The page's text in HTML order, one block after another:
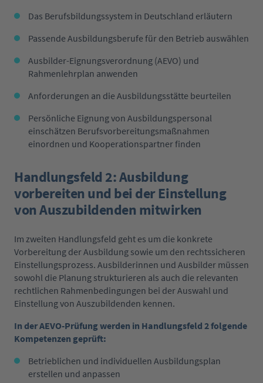
Das Berufsbildungssystem in Deutschland erläutern
Passende Ausbildungsberufe für den Betrieb auswählen
Ausbilder-Eignungsverordnung (AEVO) und
Rahmenlehrplan anwenden
Anforderungen an die Ausbildungsstätte beurteilen
Persönliche Eignung von Ausbildungspersonal
einschätzen Berufsvorbereitungsmaßnahmen
einordnen und Kooperationspartner finden
Handlungsfeld 2: Ausbildung
vorbereiten und bei der Einstellung
von Auszubildenden mitwirken
Im zweiten Handlungsfeld geht es um die konkrete
Vorbereitung der Ausbildung sowie um den rechtssicheren
Einstellungsprozess. Ausbilderinnen und Ausbilder müssen
sowohl die Planung strukturieren als auch die relevanten
rechtlichen Rahmenbedingungen bei der Auswahl und
Einstellung von Auszubildenden kennen.
In der AEVO-Prüfung werden in Handlungsfeld 2 folgende
Kompetenzen geprüft:
Betrieblichen und individuellen Ausbildungsplan
erstellen und anpassen